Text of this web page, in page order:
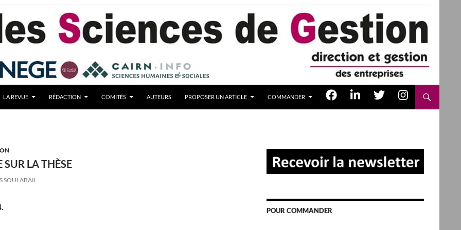
LA REVUE RÉDACTION COMITÉS AUTEURS PROPOSER UN ARTICLE COMMANDER
LA THÈSE
SOULABAIL
POUR COMMANDER